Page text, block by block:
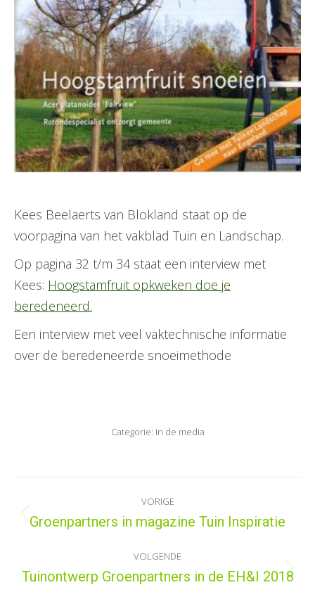
Kees Beelaerts van Blokland staat op de
voorpagina van het vakblad Tuin en Landschap.
Op pagina 32 t/m 34 staat een interview met
Kees: Hoogstamfruit opkweken doe je
beredeneerd.
Een interview met veel vaktechnische informatie
over de beredeneerde snoeimethode
Categorie: In de media
navigatie
VORIGE
Vorig
Groenpartners in magazine Tuin Inspiratie
VOLGENDE
Volgend
Tuinontwerp Groenpartners in de EH&I 2018